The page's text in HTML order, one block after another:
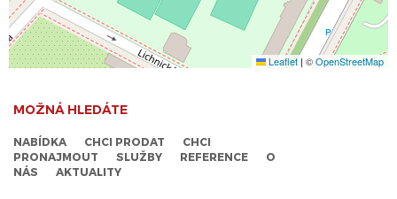
Leaflet | ©OpenStreetMap
MOŽNÁ HLEDÁTE
NABÍDKA CHCI PRODAT
CHCI
PRONAJMOUT
SLUŽBY REFERENCE
O
NÁS
AKTUALITY